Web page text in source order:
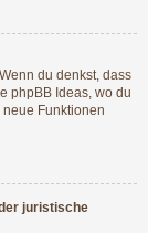
du denkst, dass
phpBB Ideas , wo du
Funktionen
juristische